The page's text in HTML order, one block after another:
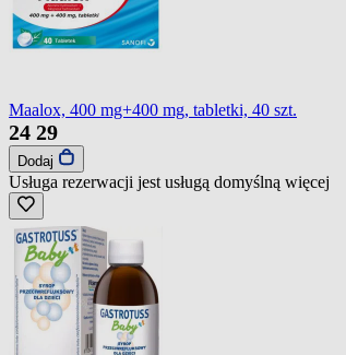
Maalox, 400 mg+400 mg, tabletki, 40 szt.
24 29
Dodaj
Usługa rezerwacji jest usługą domyślną więcej